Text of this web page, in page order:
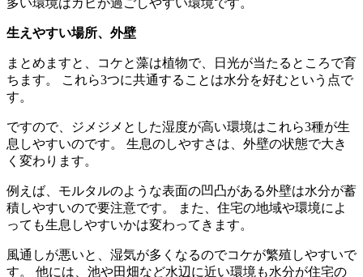
生えやすい場所、外壁
まとめますと、コケと藻は植物で、日光が当たるところで育
ちます。 これら3つに共通することは水分を好むという点で
す。
ですので、ジメジメとした湿度が高い環境はこれら3種が生
息しやすいのです。 生息のしやすさは、外壁の状態で大き
く変わります。
例えば、モルタルのような表面の凹凸がある外壁は水分が蓄
積しやすいので要注意です。 また、住宅の地域や環境によ
っても生息しやすいかは変わってきます。
風通しが悪いと、湿気が多くなるのでコケが繁殖しやすいで
す。 他には、池や田畑など水辺に近い環境も水分が住宅の